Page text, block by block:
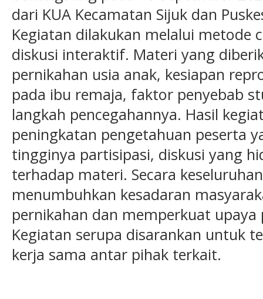
dari KUA Kecamatan Sijuk dan
Kegiatan dilakukan melalui metode
diskusi interaktif. Materi yang
pernikahan usia anak, kesiapan
pada ibu remaja, faktor penyebab
langkah pencegahannya. Hasil
peningkatan pengetahuan peserta
tingginya partisipasi, diskusi yang
terhadap materi. Secara
menumbuhkan kesadaran
pernikahan dan memperkuat
Kegiatan serupa disarankan untuk
kerja sama antar pihak terkait.